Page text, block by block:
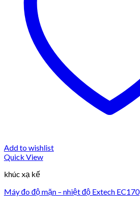
Add to wishlist
Quick View
khúc xạ kế
Máy đo độ mặn – nhiệt độ Extech EC170